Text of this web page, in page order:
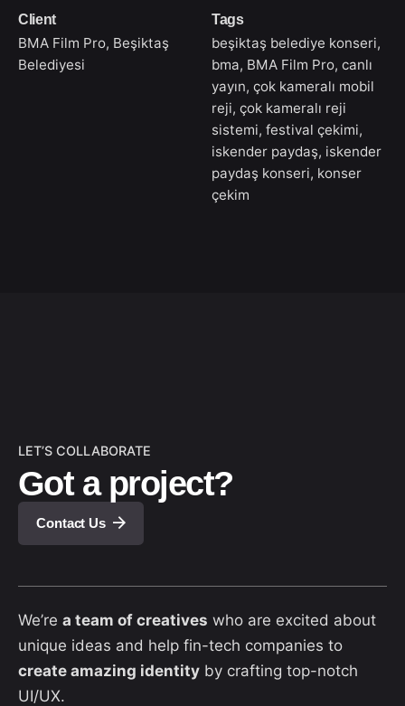
Client
BMA Film Pro, Beşiktaş
Belediyesi
Tags
beşiktaş belediye konseri,
bma, BMA Film Pro, canlı
yayın, çok kameralı mobil
reji, çok kameralı reji
sistemi, festival çekimi,
iskender paydaş, iskender
paydaş konseri, konser
çekim
LET’S COLLABORATE
Got a project?
Contact Us
We’re a team of creatives who are excited about
unique ideas and help fin-tech companies to
create amazing identity by crafting top-notch
UI/UX.